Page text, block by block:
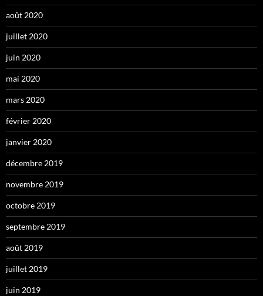
août 2020
juillet 2020
juin 2020
mai 2020
mars 2020
février 2020
janvier 2020
décembre 2019
novembre 2019
octobre 2019
septembre 2019
août 2019
juillet 2019
juin 2019